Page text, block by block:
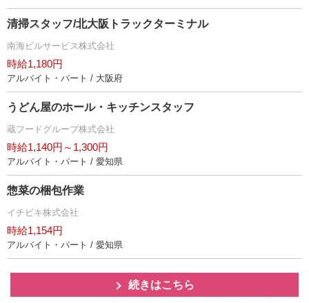
清掃スタッフ/北大阪トラックターミナル
南海ビルサービス株式会社
時給1,180円
アルバイト・パート / 大阪府
うどん屋のホール・キッチンスタッフ
蔵フードグループ株式会社
時給1,140円～1,300円
アルバイト・パート / 愛知県
惣菜の梱包作業
イチビキ株式会社
時給1,154円
アルバイト・パート / 愛知県
続きはこちら